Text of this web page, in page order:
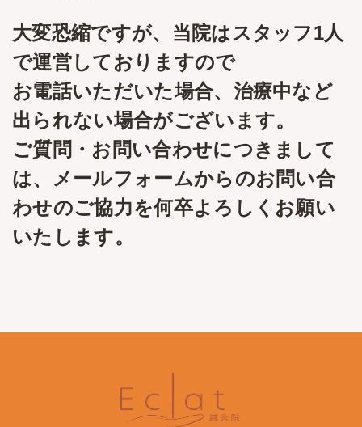
大変恐縮ですが、当院はスタッフ1人
で運営しておりますので
お電話いただいた場合、治療中など
出られない場合がございます。
ご質問・お問い合わせにつきまして
は、メールフォームからのお問い合
わせのご協力を何卒よろしくお願い
いたします。